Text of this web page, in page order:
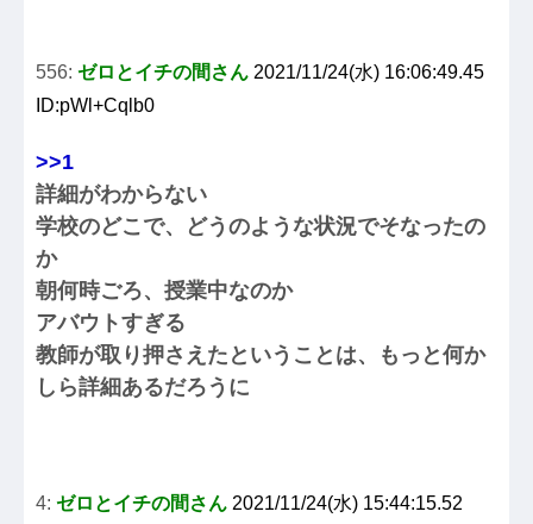
556: ゼロとイチの間さん 2021/11/24(水) 16:06:49.45
ID:pWl+Cqlb0
>>1
詳細がわからない
学校のどこで、どうのような状況でそなったの
か
朝何時ごろ、授業中なのか
アバウトすぎる
教師が取り押さえたということは、もっと何か
しら詳細あるだろうに
4: ゼロとイチの間さん 2021/11/24(水) 15:44:15.52